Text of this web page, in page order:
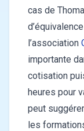
cas de
l’association
importante
cotisation
heures pour
peut
les